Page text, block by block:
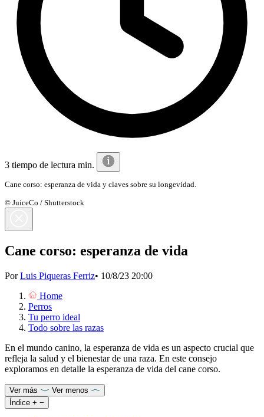
3 tiempo de lectura min.
Cane corso: esperanza de vida y claves sobre su longevidad.
© JuiceCo / Shutterstock
Cane corso: esperanza de vida
PorLuis Piqueras Ferriz• 10/8/23 20:00
Home
Perros
Tu perro ideal
Todo sobre las razas
En el mundo canino, la esperanza de vida es un aspecto crucial que
refleja la salud y el bienestar de una raza. En este consejo
exploramos en detalle la esperanza de vida del cane corso.
Ver más
Ver menos
Índice + −